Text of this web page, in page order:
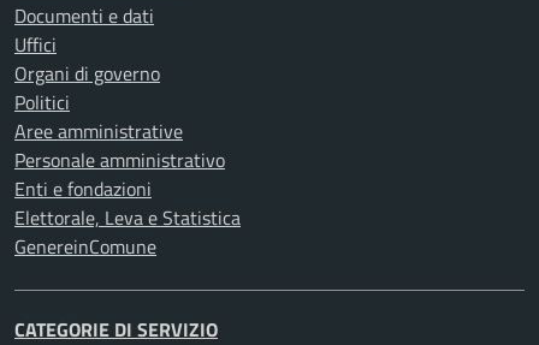
Documenti e dati
Uffici
Organi di governo
Politici
Aree amministrative
Personale amministrativo
Enti e fondazioni
Elettorale, Leva e Statistica
GenereinComune
CATEGORIE DI SERVIZIO